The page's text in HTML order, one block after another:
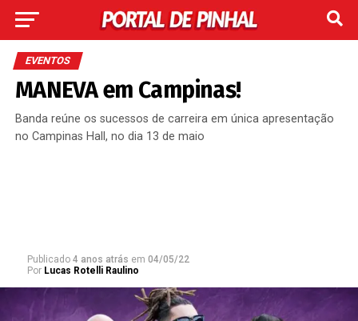
EVENTOS
MANEVA em Campinas!
Banda reúne os sucessos de carreira em única apresentação
no Campinas Hall, no dia 13 de maio
Publicado 4 anos atrás em 04/05/22
Por Lucas Rotelli Raulino